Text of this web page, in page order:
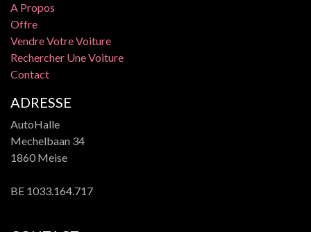
A Propos
Offre
Vendre Votre Voiture
Rechercher Une Voiture
Contact
ADRESSE
AutoHalle
Mechelbaan 34
1860 Meise
BE 1033.164.717